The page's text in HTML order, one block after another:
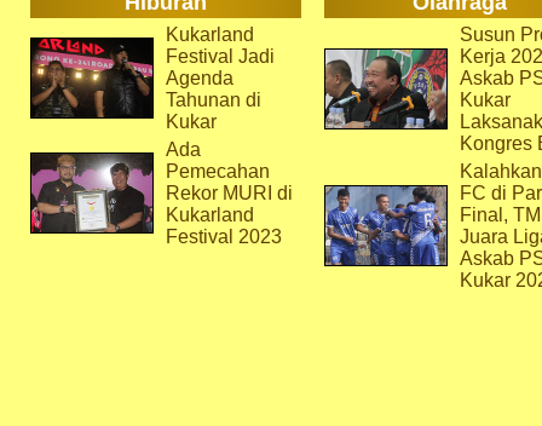
Kukarland
Festival Jadi
Agenda
Tahunan di
Kukar
Ada
Pemecahan
Rekor MURI di
Kukarland
Festival 2023
Susun
Kerja
Askab
Kukar
Kongres
FC di
Final,
Juara
Askab
Kukar